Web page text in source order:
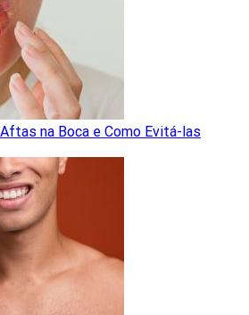
na Boca e Como Evitá-las